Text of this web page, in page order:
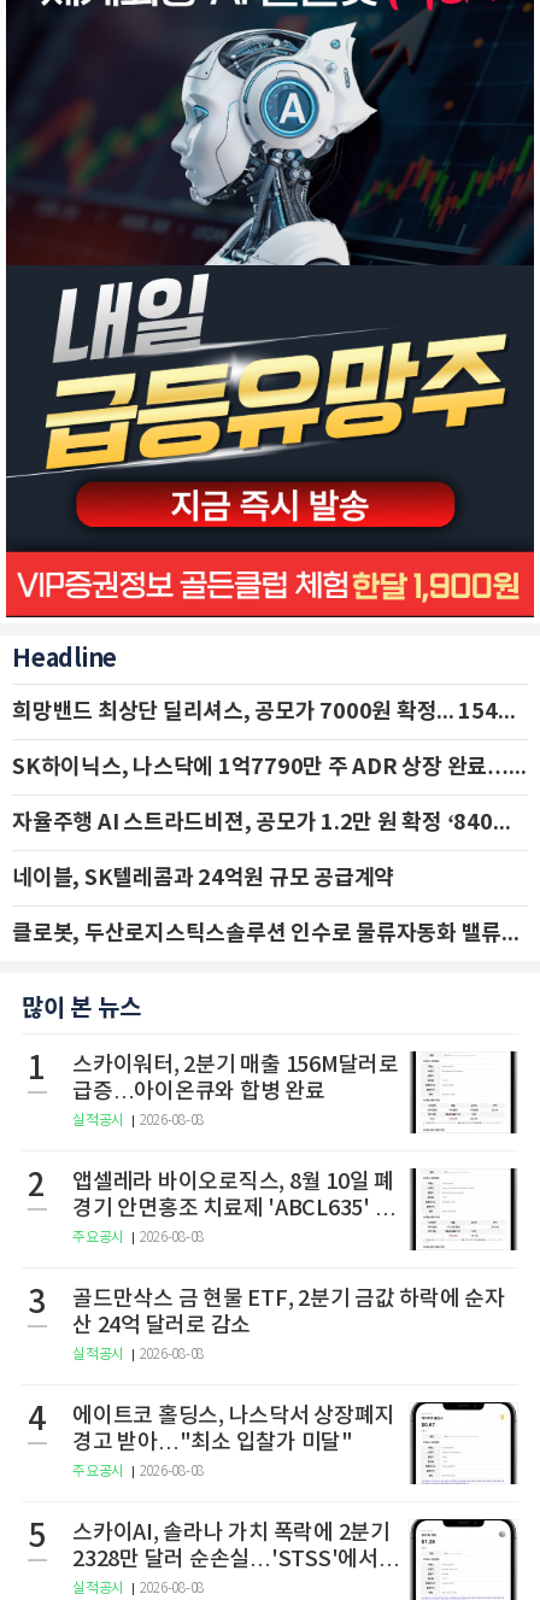
Headline
희망밴드 최상단 딜리셔스, 공모가 7000원 확정... 154억 규모 IPO 돌입
SK하이닉스, 나스닥에 1억7790만 주 ADR 상장 완료…29일 국내 추가 상장
자율주행 AI 스트라드비젼, 공모가 1.2만 원 확정 ‘840억 수혈’
네이블, SK텔레콤과 24억원 규모 공급계약
클로봇, 두산로지스틱스솔루션 인수로 물류자동화 밸류체인 확장 추진 - IBK투자증권
많이 본 뉴스
1
스카이워터, 2분기 매출 156M달러로
급증…아이온큐와 합병 완료
실적공시 2026-08-08
2
앱셀레라 바이오로직스, 8월 10일 폐
경기 안면홍조 치료제 'ABCL635' 임
상 2상 결과 발표
주요공시 2026-08-08
3
골드만삭스 금 현물 ETF, 2분기 금값 하락에 순자
산 24억 달러로 감소
실적공시 2026-08-08
4
에이트코 홀딩스, 나스닥서 상장폐지
경고 받아…"최소 입찰가 미달"
주요공시 2026-08-08
5
스카이AI, 솔라나 가치 폭락에 2분기
2328만 달러 순손실…'STSS'에서
사명·티커 변경 완료
실적공시 2026-08-08